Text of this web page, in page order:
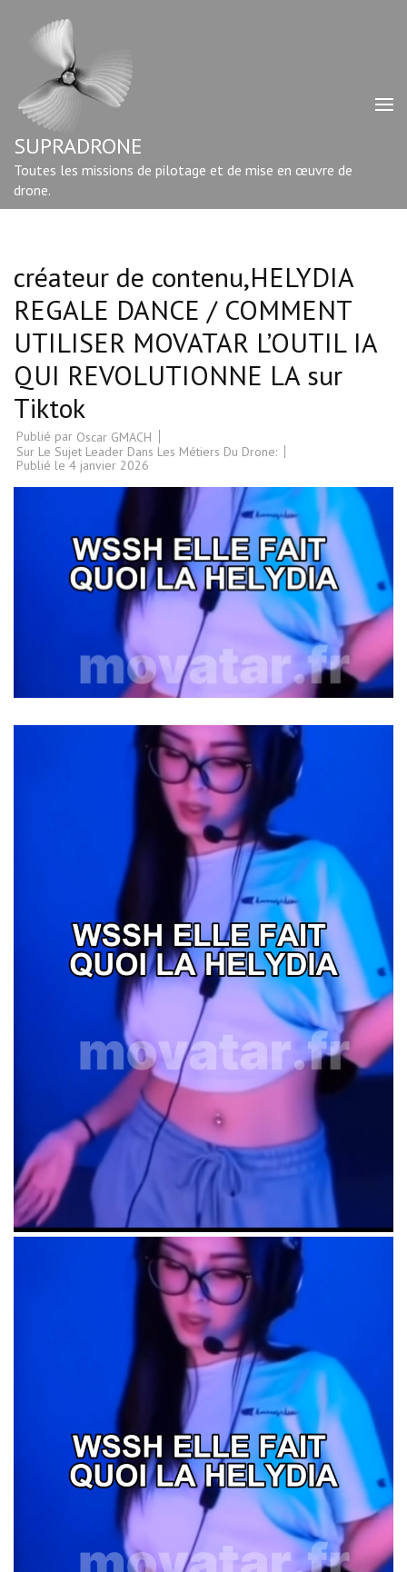
contenu
Entrée)
SUPRADRONE
Toutes les missions de pilotage et de mise en œuvre de
drone.
créateur de contenu,HELYDIA
REGALE DANCE / COMMENT
UTILISER MOVATAR L’OUTIL IA
QUI REVOLUTIONNE LA sur
Tiktok
Publié par Oscar GMACH
Sur Le Sujet Leader Dans Les Métiers Du Drone:
Publié le 4 janvier 2026